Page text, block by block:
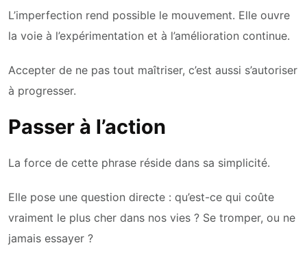
L’imperfection rend possible le mouvement. Elle ouvre
la voie à l’expérimentation et à l’amélioration continue.
Accepter de ne pas tout maîtriser, c’est aussi s’autoriser
à progresser.
Passer à l’action
La force de cette phrase réside dans sa simplicité.
Elle pose une question directe : qu’est-ce qui coûte
vraiment le plus cher dans nos vies ? Se tromper, ou ne
jamais essayer ?